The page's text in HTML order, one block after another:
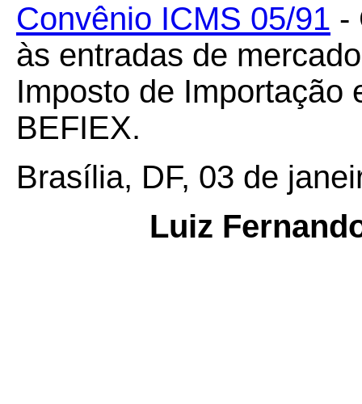
Convênio ICMS 05/91 -
às entradas de
Imposto de Importação
BEFIEX.
Brasília, DF, 03 de
Luiz